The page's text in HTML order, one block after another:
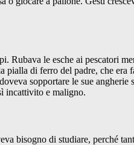
le esche ai pescatori
di ferro del padre, che era
sopportare le sue angherie
incattivito e maligno.
bisogno di studiare, perché